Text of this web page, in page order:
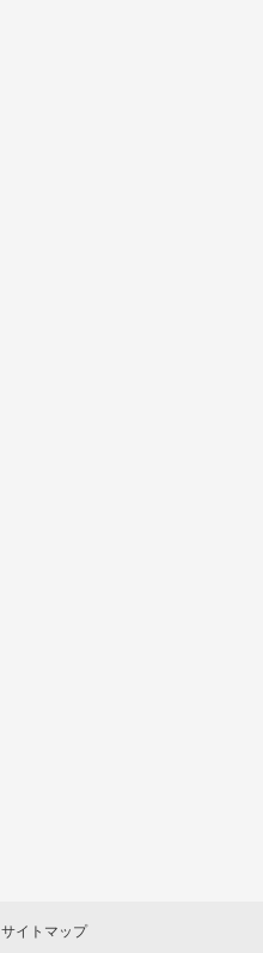
サイトマップ